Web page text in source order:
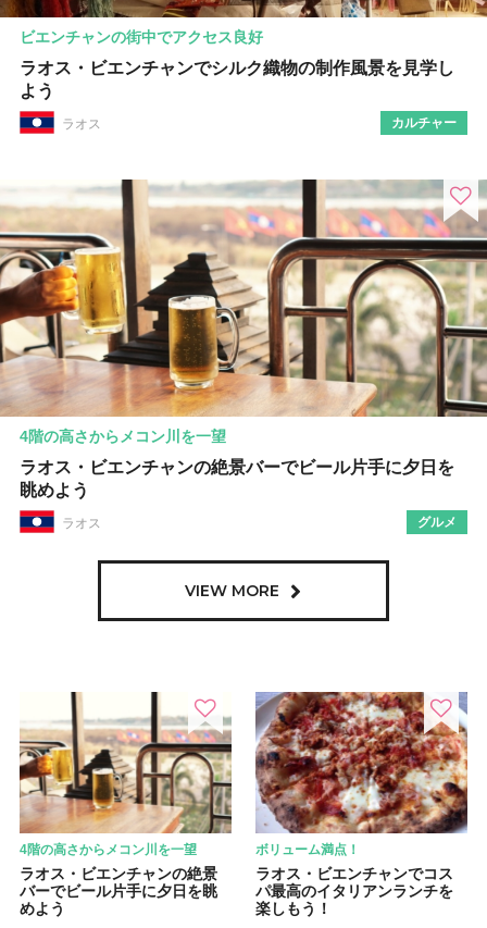
ビエンチャンの街中でアクセス良好
ラオス・ビエンチャンでシルク織物の制作風景を見学し
よう
ラオス カルチャー
4階の高さからメコン川を一望
ラオス・ビエンチャンの絶景バーでビール片手に夕日を
眺めよう
ラオス グルメ
VIEW MORE
4階の高さからメコン川を一望
ラオス・ビエンチャンの絶景
バーでビール片手に夕日を眺
めよう
ボリューム満点！
ラオス・ビエンチャンでコス
パ最高のイタリアンランチを
楽しもう！